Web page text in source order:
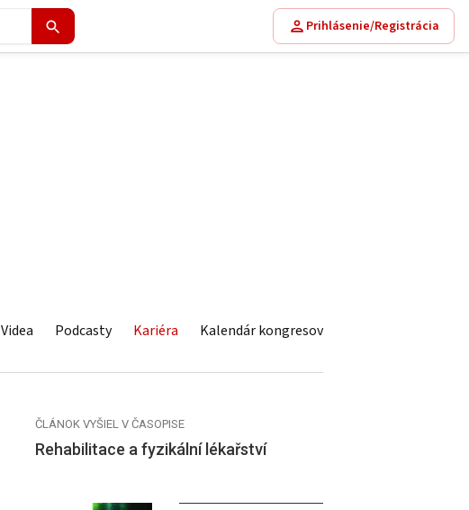
Prihlásenie/Registrácia
Videa Podcasty Kariéra Kalendár kongresov
ČLÁNOK VYŠIEL V ČASOPISE
Rehabilitace a fyzikální lékařství